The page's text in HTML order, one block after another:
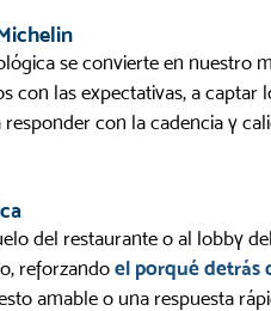
se convierte en nuestro
con las expectativas, a
con la cadencia y
del restaurante o al lobby
reforzandoel porqué detrás
amable o una respuesta